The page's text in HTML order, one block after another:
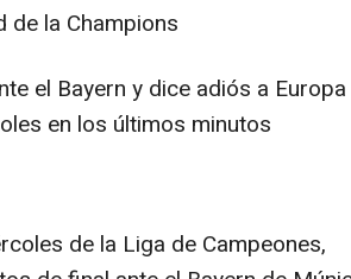
de la Champions
el Bayern y dice adiós a Europa
en los últimos minutos
de la Liga de Campeones,